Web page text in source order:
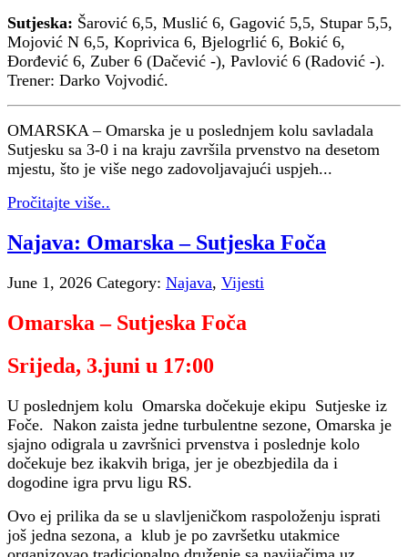
Sutjeska: Šarović 6,5, Muslić 6, Gagović 5,5, Stupar 5,5,
Mojović N 6,5, Koprivica 6, Bjelogrlić 6, Bokić 6,
Đorđević 6, Zuber 6 (Dačević -), Pavlović 6 (Radović -).
Trener: Darko Vojvodić.
OMARSKA – Omarska je u poslednjem kolu savladala
Sutjesku sa 3-0 i na kraju završila prvenstvo na desetom
mjestu, što je više nego zadovoljavajući uspjeh...
Pročitajte više..
Najava: Omarska – Sutjeska Foča
June 1, 2026 Category: Najava, Vijesti
Omarska – Sutjeska Foča
Srijeda, 3.juni u 17:00
U poslednjem kolu Omarska dočekuje ekipu Sutjeske iz
Foče. Nakon zaista jedne turbulentne sezone, Omarska je
sjajno odigrala u završnici prvenstva i poslednje kolo
dočekuje bez ikakvih briga, jer je obezbjedila da i
dogodine igra prvu ligu RS.
Ovo ej prilika da se u slavljeničkom raspoloženju isprati
još jedna sezona, a klub je po završetku utakmice